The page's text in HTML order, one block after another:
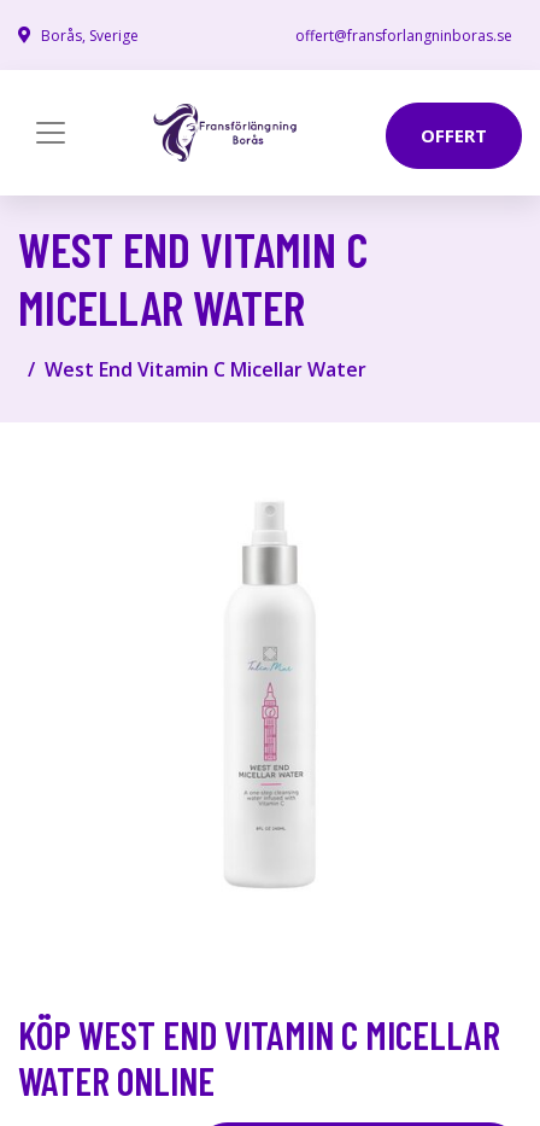
Borås, Sverige offert@fransforlangninboras.se
OFFERT
WEST END VITAMIN C
MICELLAR WATER
West End Vitamin C Micellar Water
KÖP WEST END VITAMIN C MICELLAR
WATER ONLINE